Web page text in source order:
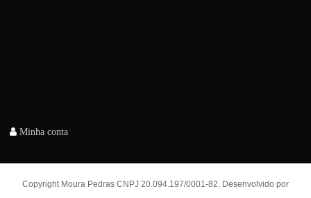
Minha conta
Copyright Moura Pedras CNPJ 20.094.197/0001-82. Desenvolvido por